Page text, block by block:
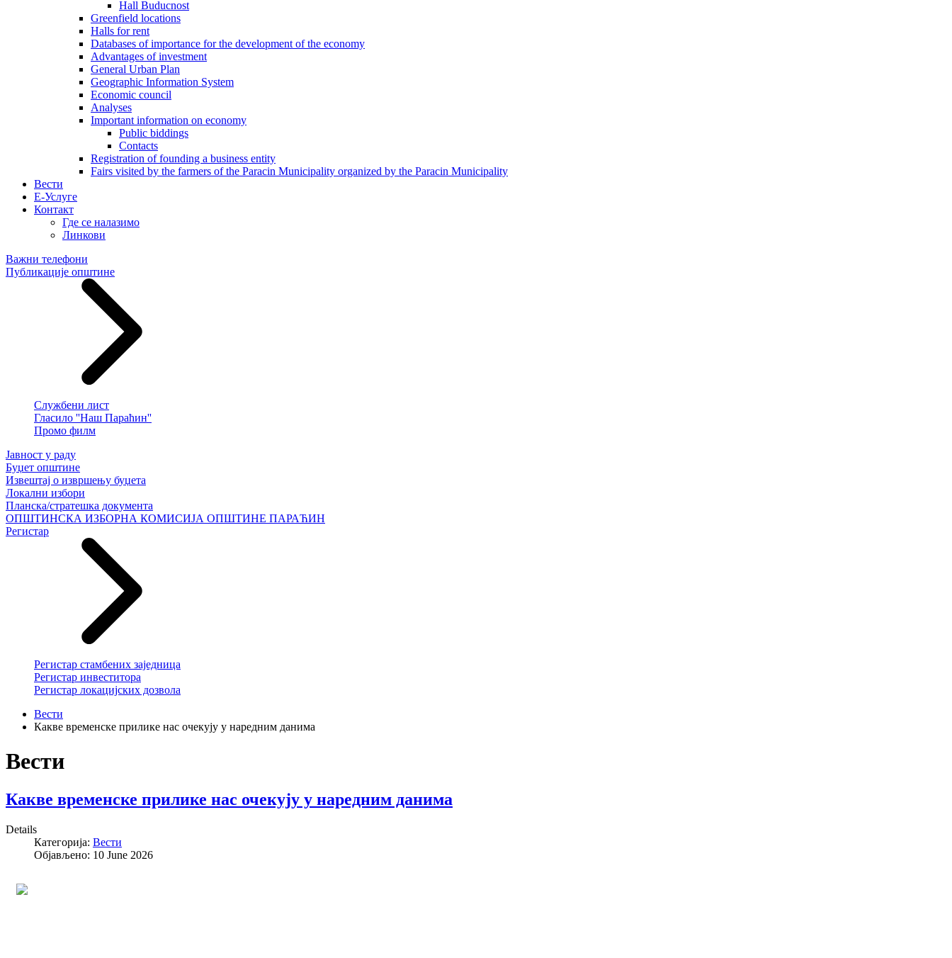
Hall Buducnost
Greenfield locations
Halls for rent
Databases of importance for the development of the economy
Advantages of investment
General Urban Plan
Geographic Information System
Еconomic council
Analyses
Important information on economy
Public biddings
Contacts
Registration of founding a business entity
Fairs visited by the farmers of the Paracin Municipality organized by the Paracin Municipality
Вести
E-Услуге
Контакт
Где се налазимо
Линкови
Важни телефони
Публикације општине
Службени лист
Гласило ''Наш Параћин''
Промо филм
Јавност у раду
Буџет општине
Извештај о извршењу буџета
Локални избори
Планска/стратешка документа
ОПШТИНСКА ИЗБОРНА КОМИСИЈА ОПШТИНЕ ПАРАЋИН
Регистар
Регистар стамбених заједница
Регистар инвеститора
Регистар локацијских дозвола
Вести
Какве временске прилике нас очекују у наредним данима
Вести
Какве временске прилике нас очекују у наредним данима
Details
Категорија: Вести
Објављено: 10 June 2026